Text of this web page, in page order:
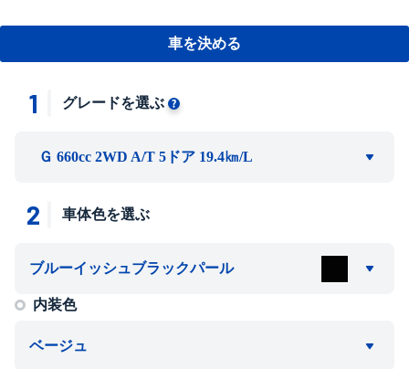
車を決める
1 グレードを選ぶ
Ｇ 660cc 2WD A/T 5ドア 19.4㎞/L
2 車体色を選ぶ
ブルーイッシュブラックパール
内装色
ベージュ